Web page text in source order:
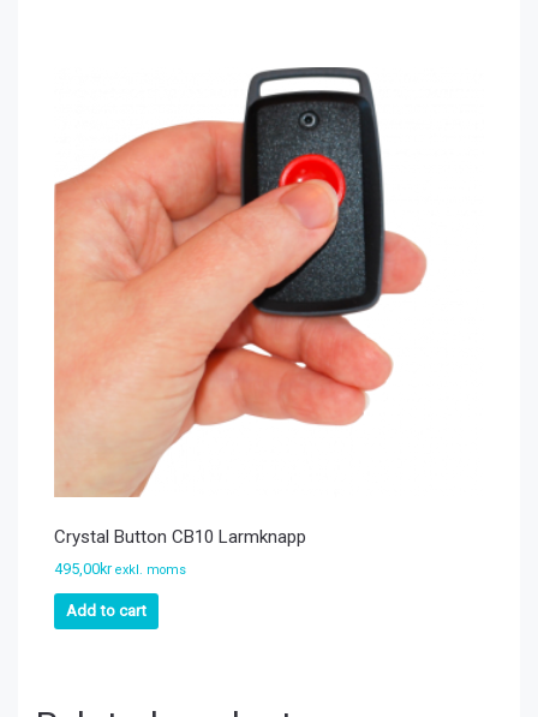
Crystal Button CB10 Larmknapp
495,00kr exkl. moms
Add to cart